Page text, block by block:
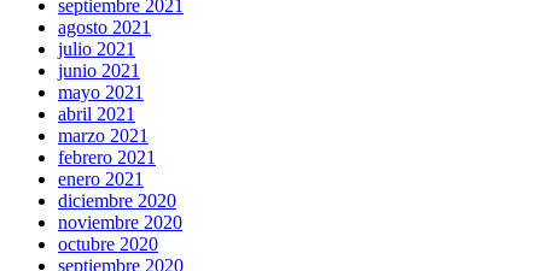
septiembre 2021
agosto 2021
julio 2021
junio 2021
mayo 2021
abril 2021
marzo 2021
febrero 2021
enero 2021
diciembre 2020
noviembre 2020
octubre 2020
septiembre 2020